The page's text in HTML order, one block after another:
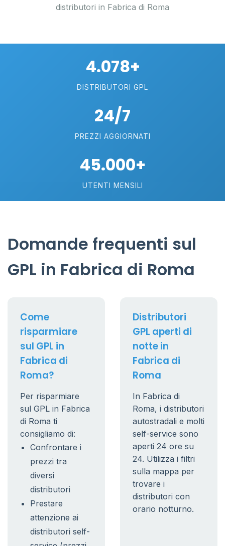
distributori in Fabrica di Roma
4.078+
DISTRIBUTORI GPL
24/7
PREZZI AGGIORNATI
45.000+
UTENTI MENSILI
Domande frequenti sul
GPL in Fabrica di Roma
Come
risparmiare
sul GPL in
Fabrica di
Roma?
Per risparmiare
sul GPL in Fabrica
di Roma ti
consigliamo di:
Confrontare i
prezzi tra
diversi
distributori
Prestare
attenzione ai
distributori self-
Distributori
GPL aperti di
notte in
Fabrica di
Roma
In Fabrica di
Roma, i distributori
autostradali e molti
self-service sono
aperti 24 ore su
24. Utilizza i filtri
sulla mappa per
trovare i
distributori con
orario notturno.